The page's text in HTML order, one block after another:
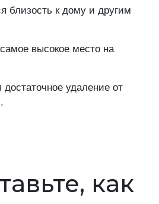
близость к дому и другим
высокое место на
достаточное удаление от
как